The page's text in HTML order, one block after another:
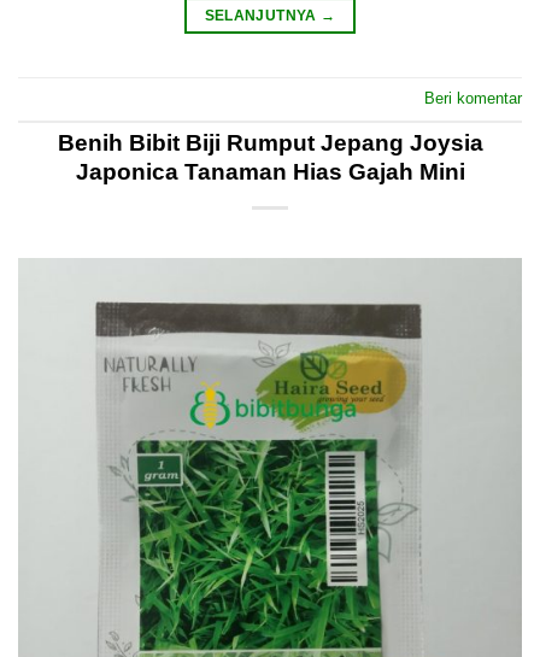
SELANJUTNYA →
Beri komentar
Benih Bibit Biji Rumput Jepang Joysia
Japonica Tanaman Hias Gajah Mini